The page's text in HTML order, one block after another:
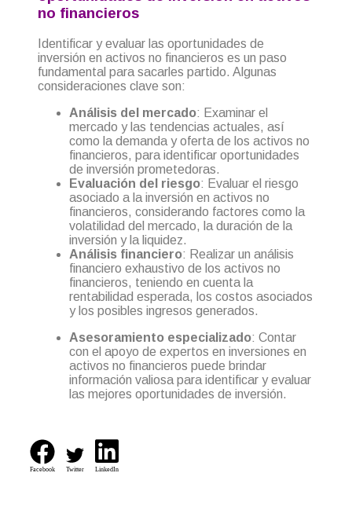
no financieros
Identificar y evaluar las oportunidades de
inversión en activos no financieros es un paso
fundamental para sacarles partido. Algunas
consideraciones clave son:
Análisis del mercado: Examinar el
mercado y las tendencias actuales, así
como la demanda y oferta de los activos no
financieros, para identificar oportunidades
de inversión prometedoras.
Evaluación del riesgo: Evaluar el riesgo
asociado a la inversión en activos no
financieros, considerando factores como la
volatilidad del mercado, la duración de la
inversión y la liquidez.
Análisis financiero: Realizar un análisis
financiero exhaustivo de los activos no
financieros, teniendo en cuenta la
rentabilidad esperada, los costos asociados
y los posibles ingresos generados.
Asesoramiento especializado: Contar
con el apoyo de expertos en inversiones en
activos no financieros puede brindar
información valiosa para identificar y evaluar
las mejores oportunidades de inversión.
Facebook Twitter LinkedIn